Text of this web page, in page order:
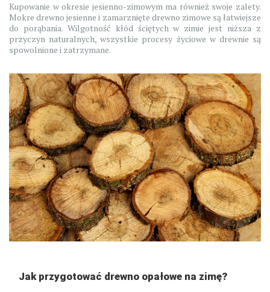
Kupowanie w okresie jesienno-zimowym ma również swoje zalety.
Mokre drewno jesienne i zamarznięte drewno zimowe są łatwiejsze
do porąbania. Wilgotność kłód ściętych w zimie jest niższa z
przyczyn naturalnych, wszystkie procesy życiowe w drewnie są
spowolnione i zatrzymane.
Jak przygotować drewno opałowe na zimę?